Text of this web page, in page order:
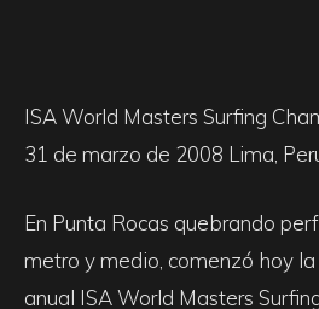
ISA World Masters Surfing
31 de marzo de 2008 Lima,
En Punta Rocas quebrando
metro y medio, comenzó hoy
anual ISA World Masters